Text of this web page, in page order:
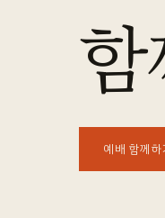
예배 함께하